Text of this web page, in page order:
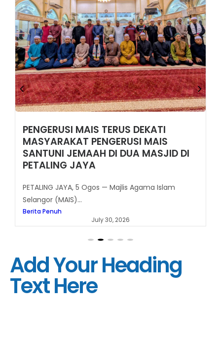
PENGERUSI MAIS TERUS DEKATI
MASYARAKAT PENGERUSI MAIS
SANTUNI JEMAAH DI DUA MASJID DI
PETALING JAYA
PETALING JAYA, 5 Ogos — Majlis Agama Islam
Selangor (MAIS)...
Berita Penuh
July 30, 2026
Add Your Heading
Text Here